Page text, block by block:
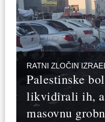
RATNI ZLOČIN
Palestinske
likvidirali ih,
masovnu